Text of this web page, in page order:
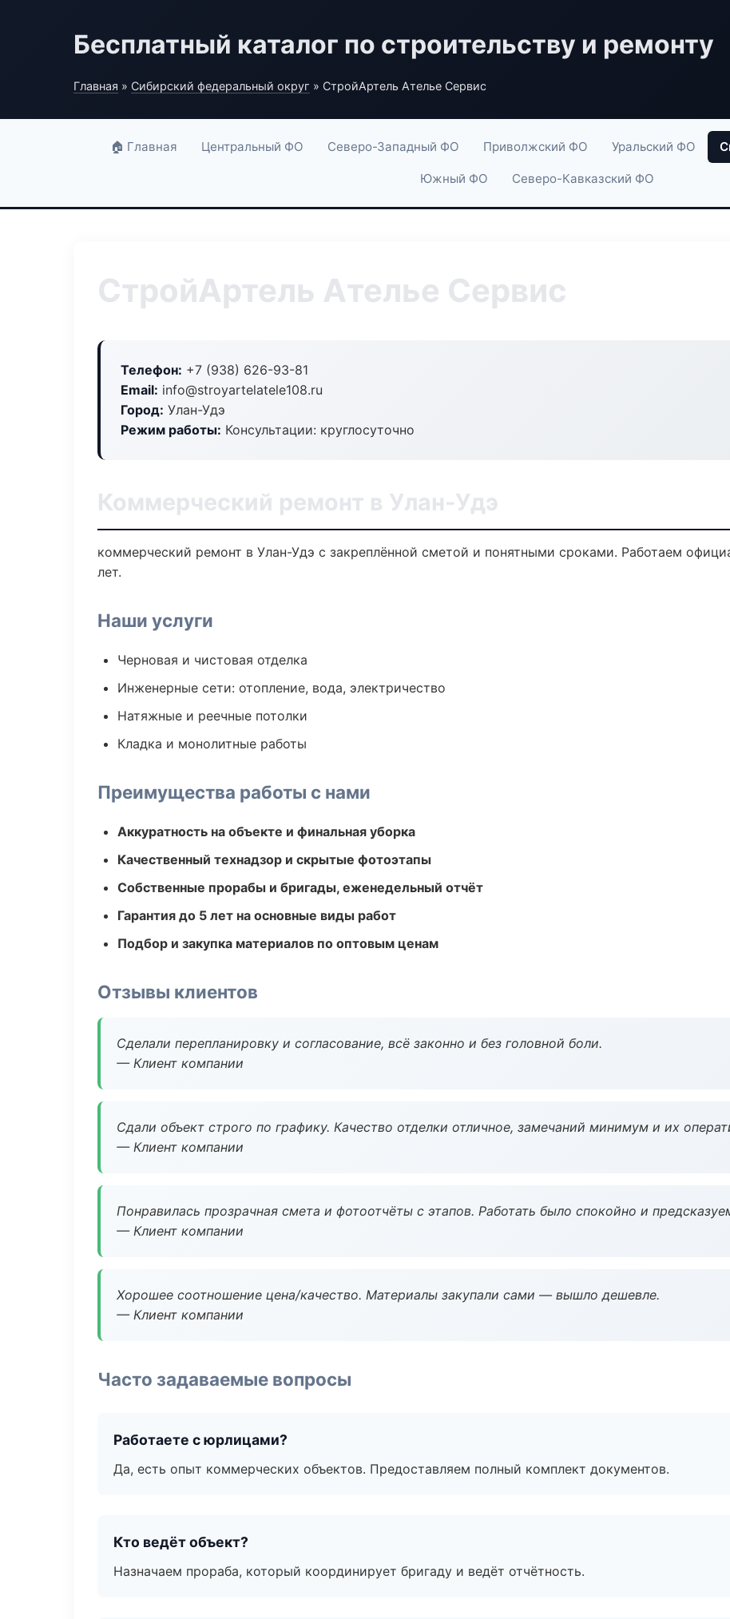
Бесплатный каталог по строительству и ремонту
Главная » Сибирский федеральный округ » СтройАртель Ателье Сервис
🏠 Главная Центральный ФО Северо-Западный ФО Приволжский ФО Уральский ФО
Южный ФО Северо-Кавказский ФО
СтройАртель Ателье Сервис
Телефон: +7 (938) 626-93-81
Email: info@stroyartelatele108.ru
Город: Улан-Удэ
Режим работы: Консультации: круглосуточно
Коммерческий ремонт в Улан-Удэ
коммерческий ремонт в Улан-Удэ с закреплённой сметой и понятными сроками. Работаем
лет.
Наши услуги
Черновая и чистовая отделка
Инженерные сети: отопление, вода, электричество
Натяжные и реечные потолки
Кладка и монолитные работы
Преимущества работы с нами
Аккуратность на объекте и финальная уборка
Качественный технадзор и скрытые фотоэтапы
Собственные прорабы и бригады, еженедельный отчёт
Гарантия до 5 лет на основные виды работ
Подбор и закупка материалов по оптовым ценам
Отзывы клиентов
Сделали перепланировку и согласование, всё законно и без головной боли.
— Клиент компании
Сдали объект строго по графику. Качество отделки отличное, замечаний минимум и их
— Клиент компании
Понравилась прозрачная смета и фотоотчёты с этапов. Работать было спокойно и
— Клиент компании
Хорошее соотношение цена/качество. Материалы закупали сами — вышло дешевле.
— Клиент компании
Часто задаваемые вопросы
Работаете с юрлицами?
Да, есть опыт коммерческих объектов. Предоставляем полный комплект документов.
Кто ведёт объект?
Назначаем прораба, который координирует бригаду и ведёт отчётность.